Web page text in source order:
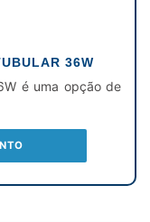
36W
é uma opção de